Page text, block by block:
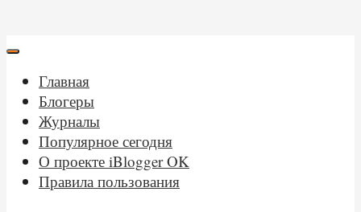
Главная
Блогеры
Журналы
Популярное сегодня
О проекте iBlogger OK
Правила пользования